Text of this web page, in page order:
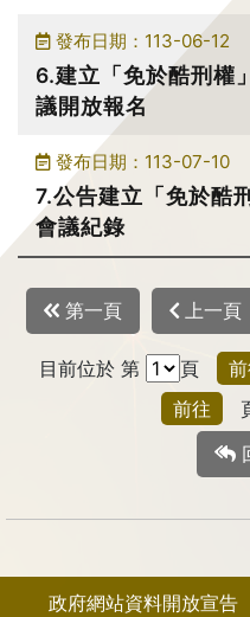
發布日期：113-06-12
6.建立「免於酷刑權
議開放報名
發布日期：113-07-10
7.公告建立「免於酷
會議紀錄
第一頁 上一頁
目前位於 第 頁
前往
政府網站資料開放宣告